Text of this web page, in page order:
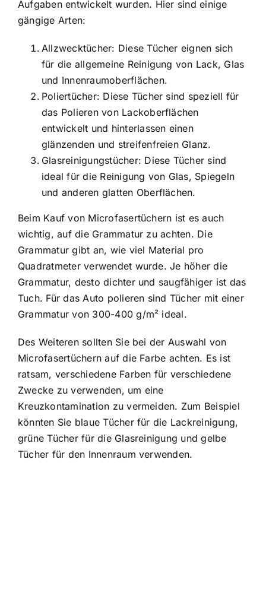
Aufgaben entwickelt wurden. Hier sind einige
gängige Arten:
Allzwecktücher: Diese Tücher eignen sich
für die allgemeine Reinigung von Lack, Glas
und Innenraumoberflächen.
Poliertücher: Diese Tücher sind speziell für
das Polieren von Lackoberflächen
entwickelt und hinterlassen einen
glänzenden und streifenfreien Glanz.
Glasreinigungstücher: Diese Tücher sind
ideal für die Reinigung von Glas, Spiegeln
und anderen glatten Oberflächen.
Beim Kauf von Microfasertüchern ist es auch
wichtig, auf die Grammatur zu achten. Die
Grammatur gibt an, wie viel Material pro
Quadratmeter verwendet wurde. Je höher die
Grammatur, desto dichter und saugfähiger ist das
Tuch. Für das Auto polieren sind Tücher mit einer
Grammatur von 300-400 g/m² ideal.
Des Weiteren sollten Sie bei der Auswahl von
Microfasertüchern auf die Farbe achten. Es ist
ratsam, verschiedene Farben für verschiedene
Zwecke zu verwenden, um eine
Kreuzkontamination zu vermeiden. Zum Beispiel
könnten Sie blaue Tücher für die Lackreinigung,
grüne Tücher für die Glasreinigung und gelbe
Tücher für den Innenraum verwenden.